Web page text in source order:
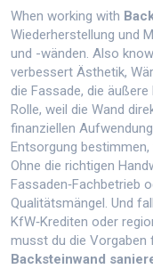
When working with
Wiederherstellung und
und -wänden. Also
verbessert Ästhetik,
die Fassade, die äußere
Rolle, weil die Wand
finanziellen
Entsorgung bestimmen,
Ohne die richtigen
Fassaden‑Fachbetrieb
Qualitätsmängel. Und
KfW‑Krediten oder
musst du die Vorgaben
Backsteinwand